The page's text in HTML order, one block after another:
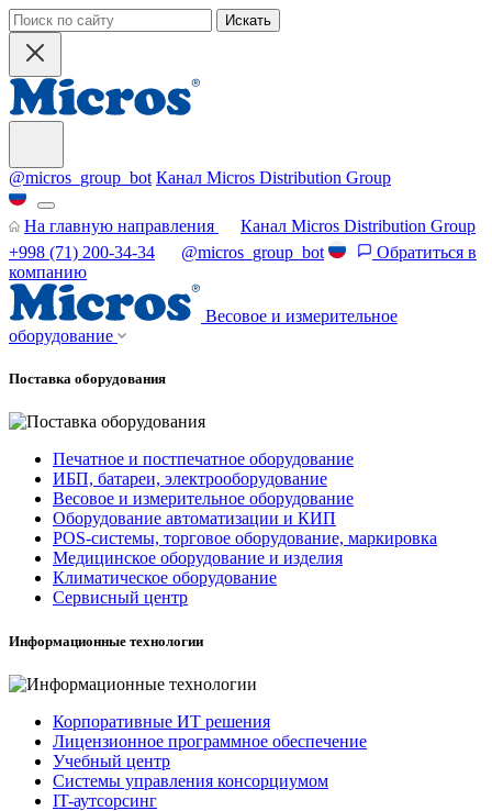
Искать
@micros_group_bot Канал Micros Distribution Group
На главную направления
Канал Micros Distribution Group
+998 (71) 200-34-34
@micros_group_bot
Обратиться в
компанию
Весовое и измерительное
оборудование
Поставка оборудования
Печатное и постпечатное оборудование
ИБП, батареи, электрооборудование
Весовое и измерительное оборудование
Оборудование автоматизации и КИП
POS-системы, торговое оборудование, маркировка
Медицинское оборудование и изделия
Климатическое оборудование
Сервисный центр
Информационные технологии
Корпоративные ИТ решения
Лицензионное программное обеспечение
Учебный центр
Системы управления консорциумом
IT-аутсорсинг